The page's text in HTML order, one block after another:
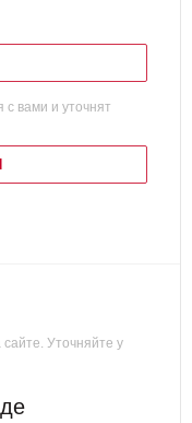
вами и уточнят
Уточняйте у